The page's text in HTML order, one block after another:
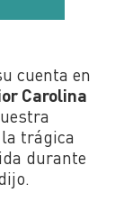
cuenta en
Carolina
trágica
durante